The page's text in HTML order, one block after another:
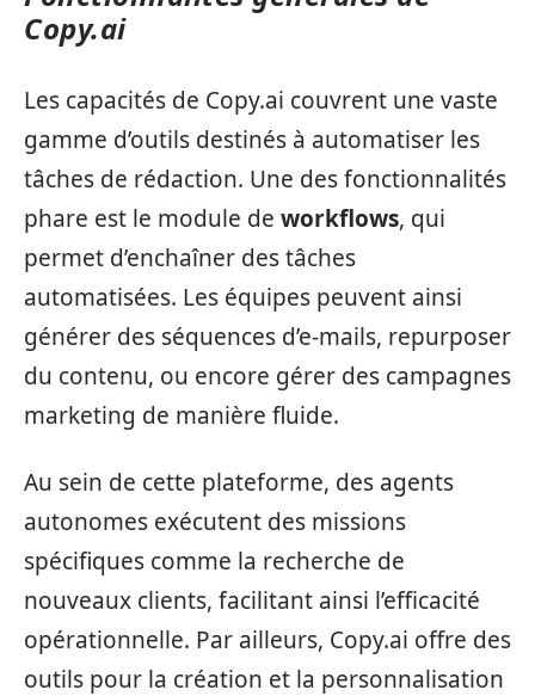
Copy.ai
Les capacités de Copy.ai couvrent une vaste
gamme d’outils destinés à automatiser les
tâches de rédaction. Une des fonctionnalités
phare est le module de workflows, qui
permet d’enchaîner des tâches
automatisées. Les équipes peuvent ainsi
générer des séquences d’e-mails, repurposer
du contenu, ou encore gérer des campagnes
marketing de manière fluide.
Au sein de cette plateforme, des agents
autonomes exécutent des missions
spécifiques comme la recherche de
nouveaux clients, facilitant ainsi l’efficacité
opérationnelle. Par ailleurs, Copy.ai offre des
outils pour la création et la personnalisation